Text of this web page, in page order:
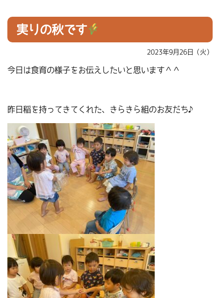
実りの秋です
2023年9月26日（火）
今日は食育の様子をお伝えしたいと思います＾＾
昨日稲を持ってきてくれた、きらきら組のお友だち♪